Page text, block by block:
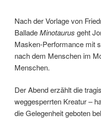
Nach der Vorlage von
BalladeMinotaurus geht
Masken-Performance mit
nach dem Menschen im
Menschen.
Der Abend erzählt die
weggesperrten Kreatur –
die Gelegenheit geboten